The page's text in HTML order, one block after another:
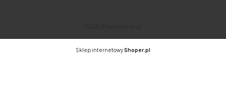
Sklep internetowyShoper.pl